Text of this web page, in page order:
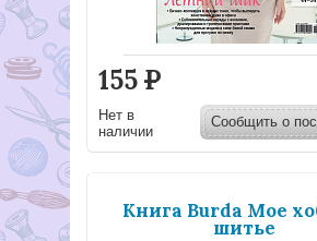
155Р
Нет в
наличии
Сообщить о
Книга Burda Мое
шитье